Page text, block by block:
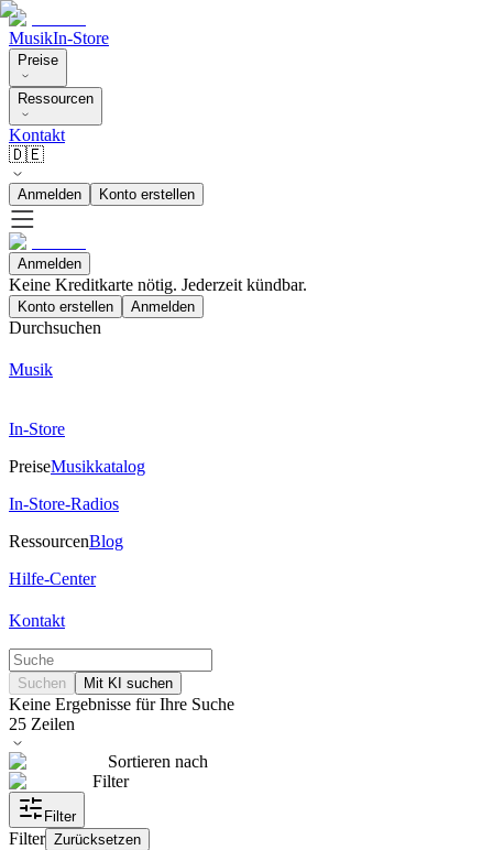
MusikIn-Store
Preise
Ressourcen
Kontakt
🇩🇪
Anmelden Konto erstellen
Anmelden
Keine Kreditkarte nötig. Jederzeit kündbar.
Konto erstellen Anmelden
Durchsuchen
Musik
In-Store
PreiseMusikkatalog
In-Store-Radios
RessourcenBlog
Hilfe-Center
Kontakt
Suchen Mit KI suchen
Keine Ergebnisse für Ihre Suche
25 Zeilen
Sortieren nach
Filter
Filter
Filter Zurücksetzen